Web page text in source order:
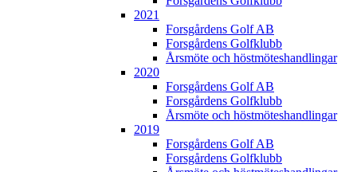
2021
Forsgårdens Golf AB
Forsgårdens Golfklubb
Årsmöte och höstmöteshandlingar
2020
Forsgårdens Golf AB
Forsgårdens Golfklubb
Årsmöte och höstmöteshandlingar
2019
Forsgårdens Golf AB
Forsgårdens Golfklubb